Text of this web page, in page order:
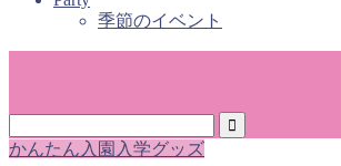
季節のイベント
かんたん入園入学グッズ